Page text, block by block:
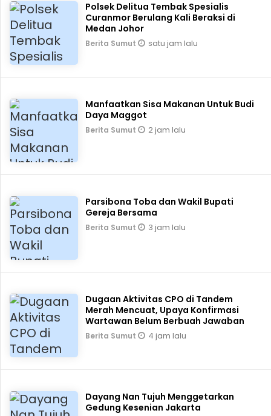
Polsek Delitua Tembak Spesialis
Curanmor Berulang Kali Beraksi di
Medan Johor
Berita Sumut satu jam lalu
Manfaatkan Sisa Makanan Untuk Budi
Daya Maggot
Berita Sumut 2 jam lalu
Parsibona Toba dan Wakil Bupati
Gereja Bersama
Berita Sumut 3 jam lalu
Dugaan Aktivitas CPO di Tandem
Merah Mencuat, Upaya Konfirmasi
Wartawan Belum Berbuah Jawaban
Berita Sumut 4 jam lalu
Dayang Nan Tujuh Menggetarkan
Gedung Kesenian Jakarta